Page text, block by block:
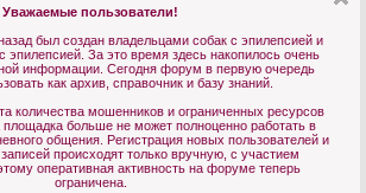
Уважаемые пользователи!
был создан владельцами собак с эпилепсией и
эпилепсией. За это время здесь накопилось очень
информации. Сегодня форум в первую очередь
как архив, справочник и базу знаний.
количества мошенников и ограниченных ресурсов
больше не может полноценно работать в
общения. Регистрация новых пользователей и
происходят только вручную, с участием
оперативная активность на форуме теперь
ограничена.